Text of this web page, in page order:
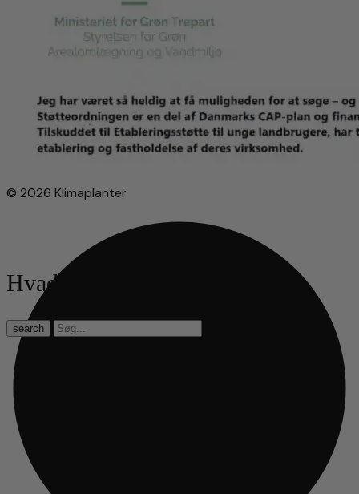
© 2026 Klimaplanter
Hvad leder du efter?
search